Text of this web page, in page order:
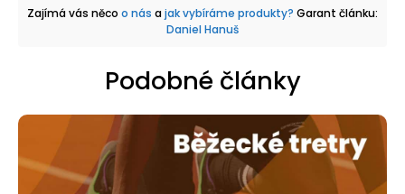
Zajímá vás něco o nás ajak vybíráme produkty? Garant článku:
Daniel Hanuš
Podobné články